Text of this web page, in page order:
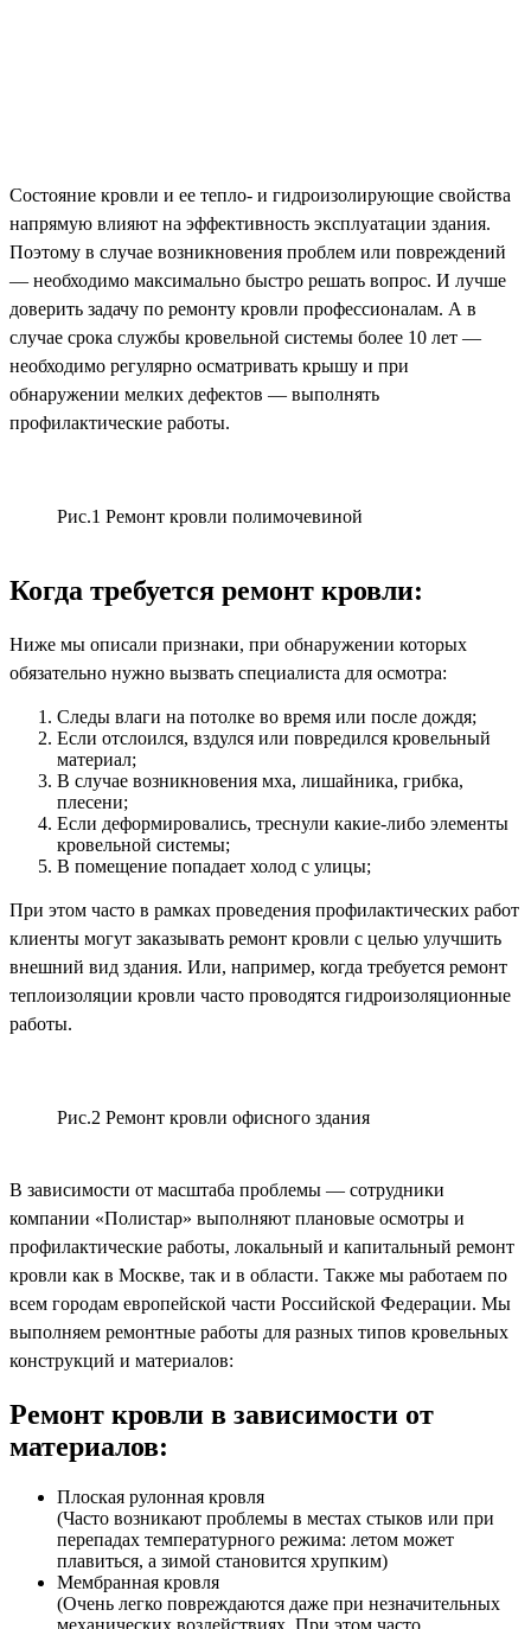
Состояние кровли и ее тепло- и гидроизолирующие свойства
напрямую влияют на эффективность эксплуатации здания.
Поэтому в случае возникновения проблем или повреждений
— необходимо максимально быстро решать вопрос. И лучше
доверить задачу по ремонту кровли профессионалам. А в
случае срока службы кровельной системы более 10 лет —
необходимо регулярно осматривать крышу и при
обнаружении мелких дефектов — выполнять
профилактические работы.
Рис.1 Ремонт кровли полимочевиной
Когда требуется ремонт кровли:
Ниже мы описали признаки, при обнаружении которых
обязательно нужно вызвать специалиста для осмотра:
Следы влаги на потолке во время или после дождя;
Если отслоился, вздулся или повредился кровельный
материал;
В случае возникновения мха, лишайника, грибка,
плесени;
Если деформировались, треснули какие-либо элементы
кровельной системы;
В помещение попадает холод с улицы;
При этом часто в рамках проведения профилактических работ
клиенты могут заказывать ремонт кровли с целью улучшить
внешний вид здания. Или, например, когда требуется ремонт
теплоизоляции кровли часто проводятся гидроизоляционные
работы.
Рис.2 Ремонт кровли офисного здания
В зависимости от масштаба проблемы — сотрудники
компании «Полистар» выполняют плановые осмотры и
профилактические работы, локальный и капитальный ремонт
кровли как в Москве, так и в области. Также мы работаем по
всем городам европейской части Российской Федерации. Мы
выполняем ремонтные работы для разных типов кровельных
конструкций и материалов:
Ремонт кровли в зависимости от
материалов:
Плоская рулонная кровля
(Часто возникают проблемы в местах стыков или при
перепадах температурного режима: летом может
плавиться, а зимой становится хрупким)
Мембранная кровля
(Очень легко повреждаются даже при незначительных